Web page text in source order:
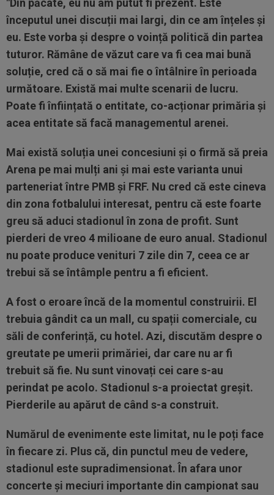
"Din păcate, eu nu am putut fi prezent. Este
începutul unei discuții mai largi, din ce am înțeles și
eu. Este vorba și despre o voință politică din partea
tuturor. Rămâne de văzut care va fi cea mai bună
soluție, cred că o să mai fie o întâlnire în perioada
următoare. Există mai multe scenarii de lucru.
Poate fi înființată o entitate, co-acționar primăria și
acea entitate să facă managementul arenei.
Mai există soluția unei concesiuni și o firmă să preia
Arena pe mai mulți ani și mai este varianta unui
parteneriat între PMB și FRF. Nu cred că este cineva
din zona fotbalului interesat, pentru că este foarte
greu să aduci stadionul în zona de profit. Sunt
pierderi de vreo 4 milioane de euro anual. Stadionul
nu poate produce venituri 7 zile din 7, ceea ce ar
trebui să se întâmple pentru a fi eficient.
A fost o eroare încă de la momentul construirii. El
trebuia gândit ca un mall, cu spații comerciale, cu
săli de conferință, cu hotel. Azi, discutăm despre o
greutate pe umerii primăriei, dar care nu ar fi
trebuit să fie. Nu sunt vinovați cei care s-au
perindat pe acolo. Stadionul s-a proiectat greșit.
Pierderile au apărut de când s-a construit.
Numărul de evenimente este limitat, nu le poți face
în fiecare zi. Plus că, din punctul meu de vedere,
stadionul este supradimensionat. În afara unor
concerte și meciuri importante din campionat sau